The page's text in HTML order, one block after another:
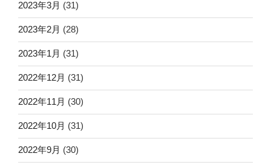
2023年3月 (31)
2023年2月 (28)
2023年1月 (31)
2022年12月 (31)
2022年11月 (30)
2022年10月 (31)
2022年9月 (30)